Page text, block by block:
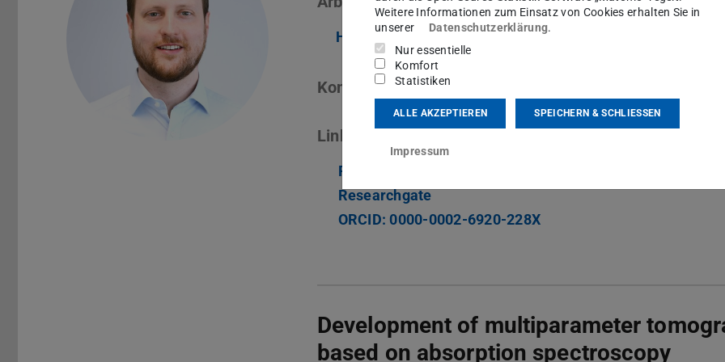
High Temperature Process Diagnostics
Kontakt
Links
Publications at Google Scholar
Researchgate
ORCID: 0000-0002-6920-228X
Development of multiparameter
based on absorption spectroscopy
Weitere Informationen zum Einsatz von Cookies erhalten Sie in
unserer
Datenschutzerklärung.
Nur essentielle
Komfort
Statistiken
ALLE AKZEPTIEREN SPEICHERN & SCHLIESSEN
Impressum